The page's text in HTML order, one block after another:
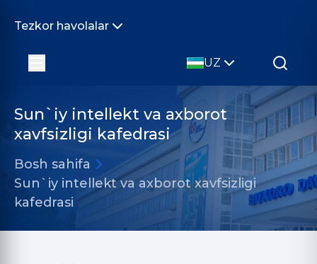
Tezkor havolalar
UZ
Sun`iy intellekt va axborot
xavfsizligi kafedrasi
Bosh sahifa
Sun`iy intellekt va axborot xavfsizligi
kafedrasi